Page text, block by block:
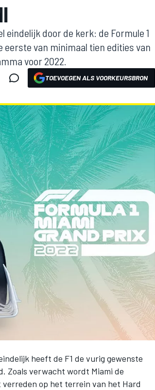
eindelijk door de kerk: de Formule 1
eerste van minimaal tien edities van
voor 2022.
TOEVOEGEN ALS VOORKEURSBRON
heeft de F1 de vurig gewenste
Zoals verwacht wordt Miami de
verreden op het terrein van het Hard